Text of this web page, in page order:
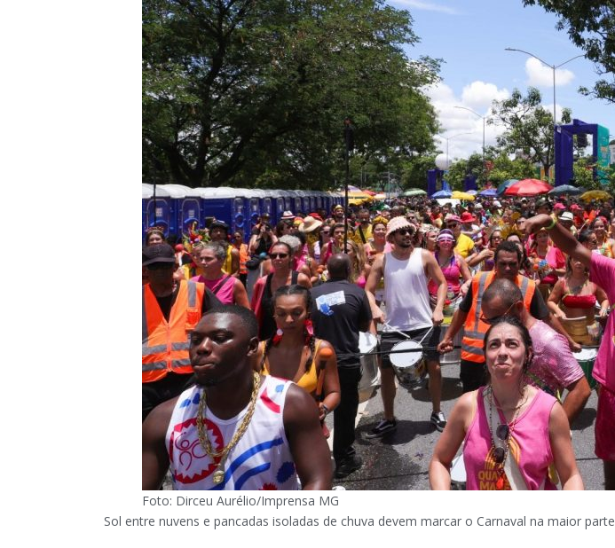
Foto: Dirceu Aurélio/Imprensa MG
Sol entre nuvens e pancadas isoladas de chuva devem marcar o Carnaval na maior